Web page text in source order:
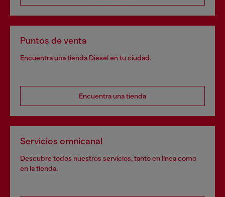
Puntos de venta
Encuentra una tienda Diesel en tu ciudad.
Encuentra una tienda
Servicios omnicanal
Descubre todos nuestros servicios, tanto en línea como
en la tienda.